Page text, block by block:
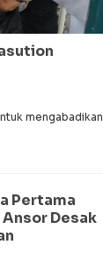
mengabadikan
Pertama
Desak